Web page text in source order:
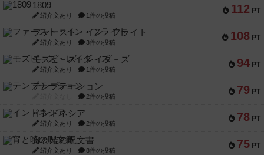
112 PT
1809
紹介文あり 1件の投稿
108 PT
ファースト・イン・フライト
紹介文あり 3件の投稿
94 PT
モズビ－ズ・レイダ－ズ
紹介文あり 1件の投稿
79 PT
テンプテーション
2件の投稿
78 PT
インドネシア
紹介文あり 2件の投稿
75 PT
宵と暁の呪文書
紹介文あり 8件の投稿